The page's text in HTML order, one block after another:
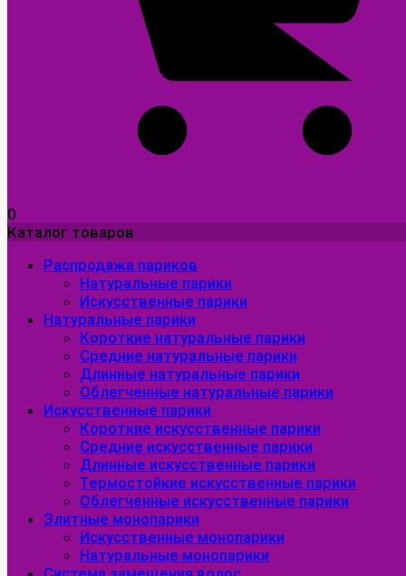
0
Каталог товаров
Распродажа париков
Натуральные парики
Искусственные парики
Натуральные парики
Короткие натуральные парики
Средние натуральные парики
Длинные натуральные парики
Облегченные натуральные парики
Искусственные парики
Короткие искусственные парики
Средние искусственные парики
Длинные искусственные парики
Термостойкие искусственные парики
Облегченные искусственные парики
Элитные монопарики
Искусственные монопарики
Натуральные монопарики